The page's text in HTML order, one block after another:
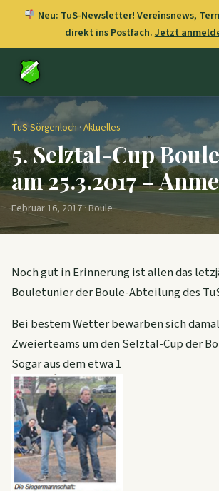
Neu: TuS-Newsletter! Vereinsnews,
direkt ins Postfach.Jetzt
TuS Sörgenloch · Aktuelles
5. Selztal-Cup
am 25.3.2017 –
Februar 16, 2017 · Boule
Noch gut in Erinnerung ist allen das
Bouletunier der Boule-Abteilung des
Bei bestem Wetter bewarben sich
Zweierteams um den Selztal-Cup der
Sogar aus dem etwa 1